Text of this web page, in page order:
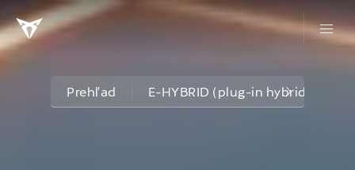
Prehľad E-HYBRID (plug-in hybrid)